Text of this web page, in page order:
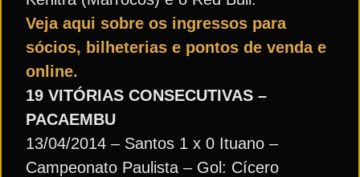
Veja aqui sobre os ingressos para
sócios, bilheterias e pontos de venda e
online.
19 VITÓRIAS CONSECUTIVAS –
PACAEMBU
13/04/2014 – Santos 1 x 0 Ituano –
Campeonato Paulista – Gol: Cícero